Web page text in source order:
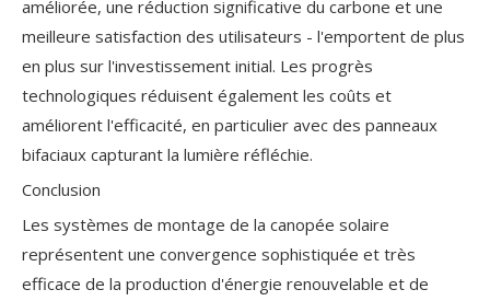
améliorée, une réduction significative du carbone et une
meilleure satisfaction des utilisateurs - l'emportent de plus
en plus sur l'investissement initial. Les progrès
technologiques réduisent également les coûts et
améliorent l'efficacité, en particulier avec des panneaux
bifaciaux capturant la lumière réfléchie.
Conclusion
Les systèmes de montage de la canopée solaire
représentent une convergence sophistiquée et très
efficace de la production d'énergie renouvelable et de